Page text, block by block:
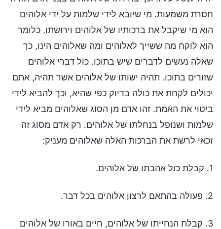
חסרת משמעות. מי שיובא לידי שלמות על ידי אלוהים
הוא מי שיקבל את ברכותיו של אלוהים וירושתו. כלומר
הוא לוקח מה ששייך לאלוהים ומה שאלוהים הינו, כך
שאלה נעשים לדברים שיש בתוכו. כול דברי אלוהים
שזורים בתוכו. תהיה ישותו של אלוהים אשר תהיה, אתם
יכולים לקחת את כולה בדיוק כפי שהיא, וכך להביא לידי
ביטוי את האמת. זהו אדם מן הסוג שאלוהים מביא לידי
שלמות ושנופל בנחלתו של אלוהים. רק אדם מסוג זה
זכאי לרשת את הברכות האלה שאלוהים מעניק:
1. קבלת כול אהבתו של אלוהים.
2. פעולה בהתאם לרצון אלוהים בכל דבר.
3. קבלת הנחייתו של אלוהים, חיים באורו של אלוהים